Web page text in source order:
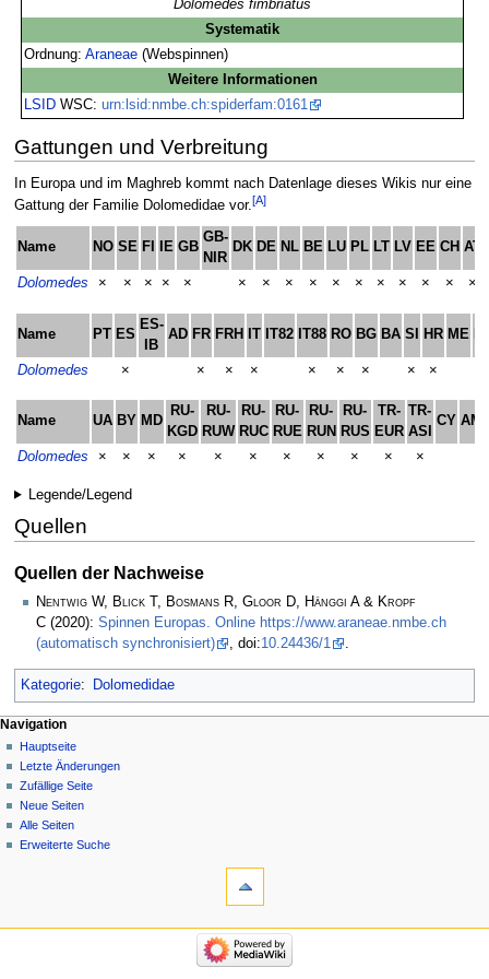
Dolomedes fimbriatus
Systematik
Ordnung:Araneae (Webspinnen)
Weitere Informationen
LSID WSC:urn:lsid:nmbe.ch:spiderfam:0161
Gattungen und Verbreitung
In Europa und im Maghreb kommt nach Datenlage dieses Wikis nur eine
Gattung der Familie Dolomedidae vor.[A]
Name NO SE FI IE GB
GB-
NIR
DK DE NL BE LU PL LT LV EE CH AT
Dolomedes × × × × × × × × × × × × × × × ×
Name PT ES
ES-
IB
AD FR FRH IT IT82 IT88 RO BG BA SI HR ME
Dolomedes × × × × × × × × ×
Name UA BY MD
RU-
KGD
RU-
RUW
RU-
RUC
RU-
RUE
RU-
RUN
RU-
RUS
TR-
EUR
TR-
ASI
CY AM
Dolomedes × × × × × × × × × × ×
Legende/Legend
Quellen
Quellen der Nachweise
Nentwig W, Blick T, Bosmans R, Gloor D, Hänggi A & Kropf
C (2020): Spinnen Europas. Online https://www.araneae.nmbe.ch
(automatisch synchronisiert)
, doi:10.24436/1 .
Kategorie: Dolomedidae
Navigation
Hauptseite
Letzte Änderungen
Zufällige Seite
Neue Seiten
Alle Seiten
Erweiterte Suche